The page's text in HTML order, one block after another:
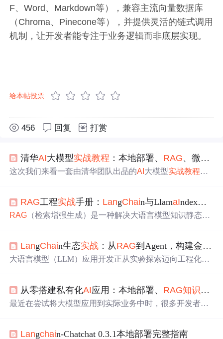
F、Word、Markdown等），兼容主流向量数据库
（Chroma、Pinecone等），并提供灵活的链式调用
机制，让开发者能专注于业务逻辑而非底层实现。
给本帖投票
456 回复 打赏
清华AI大模型实战教程 ：本地部署、 RAG、微调与Dify应用
这次我们来看一套由清华团队出品的AI 大模型实战教程。
调
实战，以及Dify低代码平台应用 。对于想从理论跨越到
实践的开发者来说，这套内容相当于一份“从环境配置到项
建一个私有的AI对话助手，还是为企业构建一个基于私有
文档的智能问答系统，这套教程覆盖了从底层部署到上层
应用的 全链路 。接下来，我们将围绕这四个核
RAG工程实战手册： LangChain与LlamaIndex协同构建可维护
RAG （检索增强生成）是一种解决大语言模型知识静态
给。LangChain侧重流程编排与系统集成，LlamaIndex专
注数据切片、嵌入与高精度召回，二者构成现代RAG应用
嵌入模型与向量库，结合HyDE查询扩展和可调试链路设
计，可显著提升recall@5与答案可信度。本指南聚焦可复
用、
LangChain生态实战 ：从RAG到Agent，构建金融大模型问答机器人
大语言模型（LLM）应用开发正从实验探索迈向工程化实
识库检索来增强模型回答的准确性和可追溯性，成为解决
模型幻觉问题的关键技术。在此基础上，智能体（Agent）
级 AI 应用的基础设施，其价值在于提升业务自动化水平、
从零搭建私有化AI应用：本地部署、 RAG知识库
最近在尝试将大模型应用到实际业务中时，很多开发者都
本地让模型适应特定任务？以及，有没有一个现成的平台
Langchain-Chatchat 0.3.1本地部署完整指南